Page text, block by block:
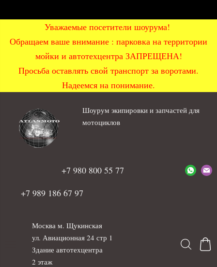
Уважаемые посетители шоурума!
Обращаем ваше внимание : парковка на территории
мойки и автотехцентра ЗАПРЕЩЕНА!
Просьба оставлять свой транспорт за воротами.
Надеемся на понимание.
Шоурум экипировки и запчастей для
мотоциклов
+7 980 800 55 77
+7 989 186 67 97
Москва м. Щукинская
ул. Авиационная 24 стр 1
Здание автотехцентра
2 этаж